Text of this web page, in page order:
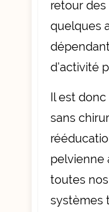
retour
quelques
d’activité
Il est
sans
pelvienne
toutes
systèmes